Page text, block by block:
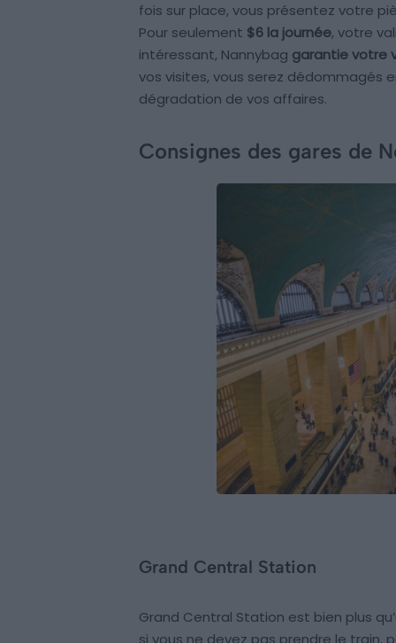
fois sur place, vous présentez votre
Pour seulement $6 la journée, votre
intéressant, Nannybag garantie votre
vos visites, vous serez dédommagés
dégradation de vos affaires.
Consignes des gares de
Grand Central Station
Grand Central Station est bien plus
si vous ne devez pas prendre le train,